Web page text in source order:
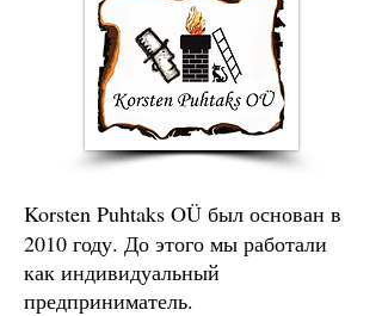
Korsten Puhtaks OÜ был основан в
2010 году. До этого мы работали
как индивидуальный
предприниматель.